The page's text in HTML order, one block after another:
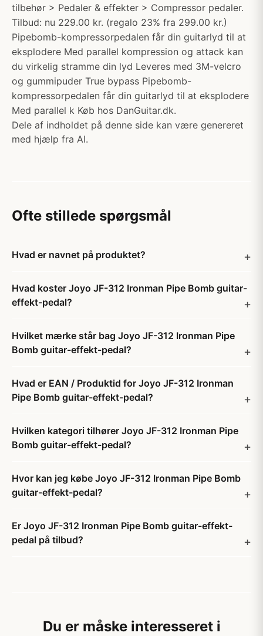
tilbehør > Pedaler & effekter > Compressor pedaler.
Tilbud: nu 229.00 kr. (regalo 23% fra 299.00 kr.)
Pipebomb-kompressorpedalen får din guitarlyd til at
eksplodere Med parallel kompression og attack kan
du virkelig stramme din lyd Leveres med 3M-velcro
og gummipuder True bypass Pipebomb-
kompressorpedalen får din guitarlyd til at eksplodere
Med parallel k Køb hos DanGuitar.dk.
Dele af indholdet på denne side kan være genereret
med hjælp fra AI.
Ofte stillede spørgsmål
Hvad er navnet på produktet?
Hvad koster Joyo JF-312 Ironman Pipe Bomb guitar-
effekt-pedal?
Hvilket mærke står bag Joyo JF-312 Ironman Pipe
Bomb guitar-effekt-pedal?
Hvad er EAN / Produktid for Joyo JF-312 Ironman
Pipe Bomb guitar-effekt-pedal?
Hvilken kategori tilhører Joyo JF-312 Ironman Pipe
Bomb guitar-effekt-pedal?
Hvor kan jeg købe Joyo JF-312 Ironman Pipe Bomb
guitar-effekt-pedal?
Er Joyo JF-312 Ironman Pipe Bomb guitar-effekt-
pedal på tilbud?
Du er måske interesseret i